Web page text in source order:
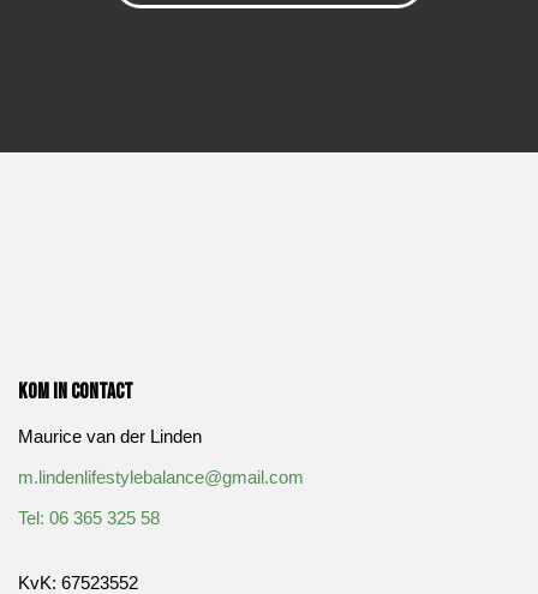
Kom in contact
Maurice van der Linden
m.lindenlifestylebalance@gmail.com
​Tel: 06 365 325 58
KvK: 67523552